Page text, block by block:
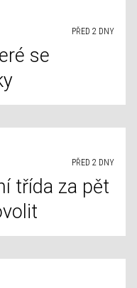
PŘED 2 DNY
se
PŘED 2 DNY
třída za pět